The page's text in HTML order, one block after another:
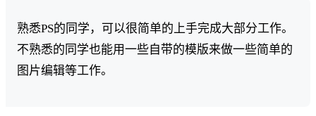
熟悉PS的同学，可以很简单的上手完成大部分工作。
不熟悉的同学也能用一些自带的模版来做一些简单的
图片编辑等工作。